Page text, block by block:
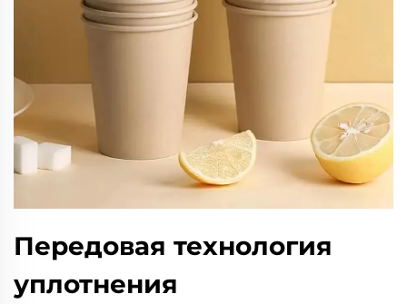
Передовая технология
уплотнения